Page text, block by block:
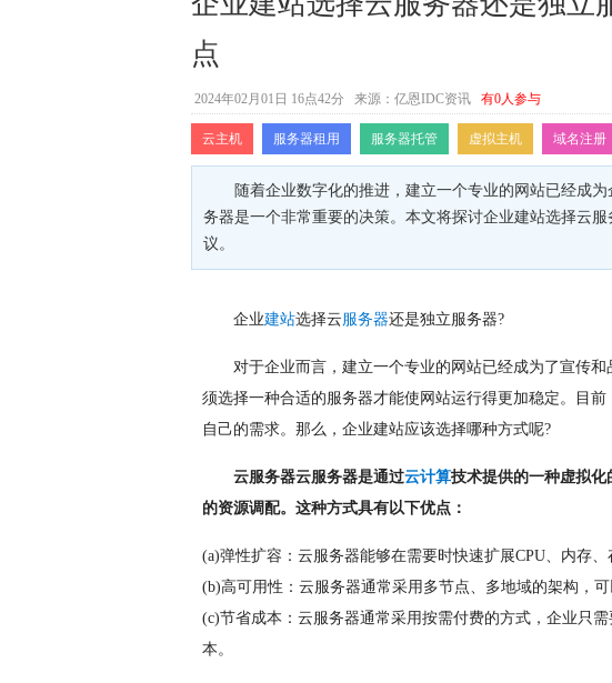
点
2024年02月01日 16点42分 来源：亿恩IDC资讯 有0人参与
云主机 服务器租用 服务器托管 虚拟主机 域名注册
随着企业数字化的推进，建立一个专业的网站已经成
务器是一个非常重要的决策。本文将探讨企业建站选择云
议。
企业建站选择云服务器还是独立服务器?
对于企业而言，建立一个专业的网站已经成为了宣传
须选择一种合适的服务器才能使网站运行得更加稳定。目前
自己的需求。那么，企业建站应该选择哪种方式呢?
云服务器云服务器是通过云计算技术提供的一种虚拟
的资源调配。这种方式具有以下优点：
(a)弹性扩容：云服务器能够在需要时快速扩展CPU、内存
(b)高可用性：云服务器通常采用多节点、多地域的架构，
(c)节省成本：云服务器通常采用按需付费的方式，企业只
本。